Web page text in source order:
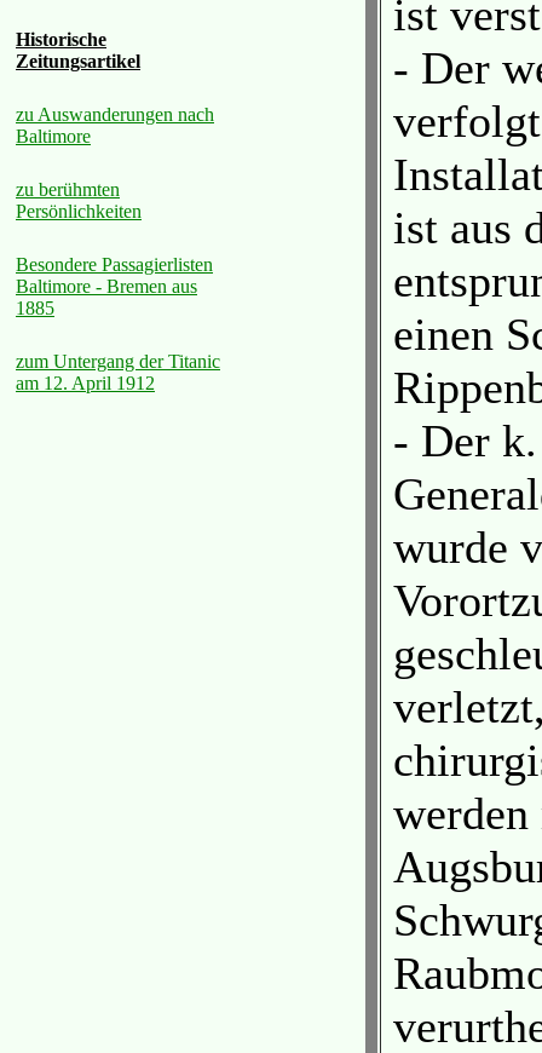
Historische
Zeitungsartikel
zu Auswanderungen nach
Baltimore
zu berühmten
Persönlichkeiten
Besondere Passagierlisten
Baltimore - Bremen aus
1885
zum Untergang der Titanic
am 12. April 1912
ist
- Der
ist aus
einen
- Der
wurde